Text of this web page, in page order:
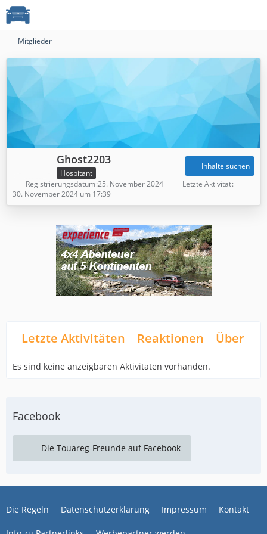
Mitglieder
Ghost2203
Hospitant
Inhalte suchen
Registrierungsdatum 25. November 2024
Letzte Aktivität
30. November 2024 um 17:39
Letzte Aktivitäten Reaktionen Über
Es sind keine anzeigbaren Aktivitäten vorhanden.
Facebook
Die Touareg-Freunde auf Facebook
Die Regeln Datenschutzerklärung Impressum Kontakt